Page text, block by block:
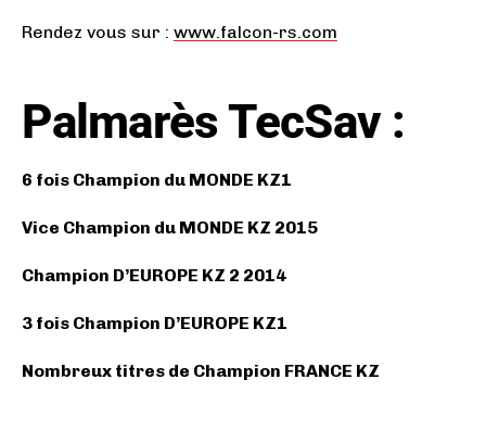
Rendez vous sur : www.falcon-rs.com
Palmarès TecSav :
6 fois Champion du MONDE KZ1
Vice Champion du MONDE KZ 2015
Champion D’EUROPE KZ 2 2014
3 fois Champion D’EUROPE KZ1
Nombreux titres de Champion FRANCE KZ